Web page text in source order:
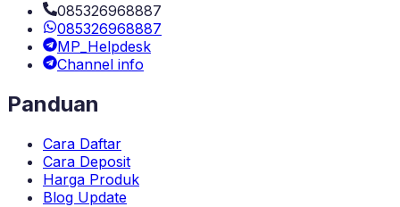
085326968887
085326968887
MP_Helpdesk
Channel info
Panduan
Cara Daftar
Cara Deposit
Harga Produk
Blog Update